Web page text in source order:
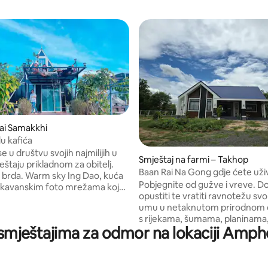
Samakkhi
kafića
u društvu svojih najmilijih u
prikladnom za obitelj.
brda. Warm sky Ing Dao, kuća
foto mrežama koja
6 osoba. Uštedite na šatorima
Roštilj. Hladno vrijeme
Smještaj na farmi – Takhop
Baan Rai Na Gong gdje ćete
prirodi
Pobjegnite od gužve i vreve.
opustiti te vratiti ravnotežu
umu u netaknutom prirodnom
s rijekama, šumama,
hramovima i toplim,
smještajima u privatnim
za odmor na lokaciji